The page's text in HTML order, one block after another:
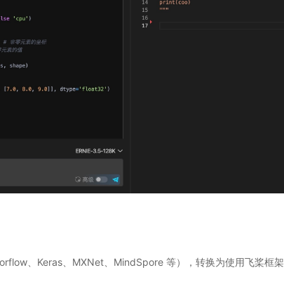
、Keras、MXNet、MindSpore 等），转换为使用飞桨框架